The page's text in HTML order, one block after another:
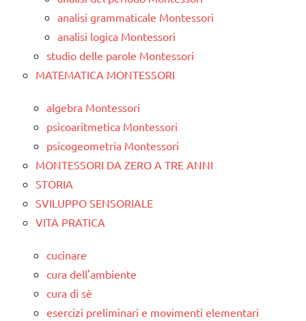
analisi grammaticale Montessori
analisi logica Montessori
studio delle parole Montessori
MATEMATICA MONTESSORI
algebra Montessori
psicoaritmetica Montessori
psicogeometria Montessori
MONTESSORI DA ZERO A TRE ANNI
STORIA
SVILUPPO SENSORIALE
VITA PRATICA
cucinare
cura dell'ambiente
cura di sè
esercizi preliminari e movimenti elementari